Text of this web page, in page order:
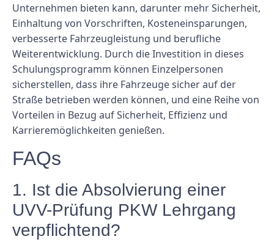
Unternehmen bieten kann, darunter mehr Sicherheit,
Einhaltung von Vorschriften, Kosteneinsparungen,
verbesserte Fahrzeugleistung und berufliche
Weiterentwicklung. Durch die Investition in dieses
Schulungsprogramm können Einzelpersonen
sicherstellen, dass ihre Fahrzeuge sicher auf der
Straße betrieben werden können, und eine Reihe von
Vorteilen in Bezug auf Sicherheit, Effizienz und
Karrieremöglichkeiten genießen.
FAQs
1. Ist die Absolvierung einer
UVV-Prüfung PKW Lehrgang
verpflichtend?